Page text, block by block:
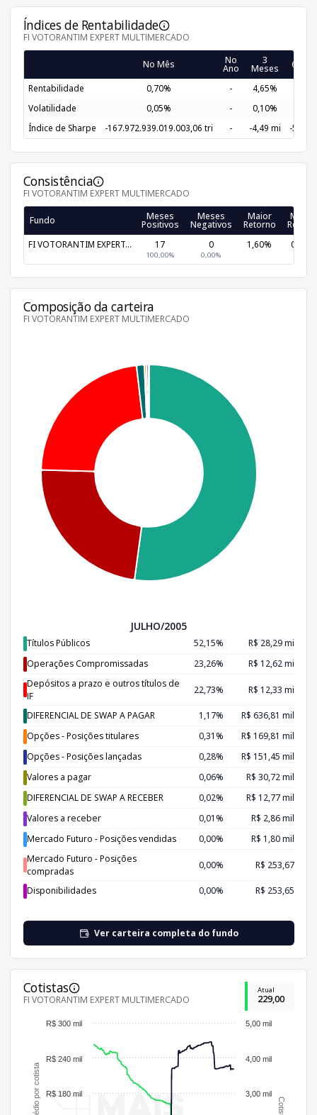
Índices de Rentabilidade
FI VOTORANTIM EXPERT MULTIMERCADO
No Mês No
Ano
3
Meses 6
Rentabilidade 0,70% - 4,65%
Volatilidade
0,05% - 0,10%
Índice de Sharpe
-167.972.939.019.003,06 tri - -4,49 mi -56,94
Consistência
FI VOTORANTIM EXPERT MULTIMERCADO
Fundo Meses
Positivos
Meses
Negativos
Maior
Retorno
Menor
FI VOTORANTIM EXPERT... 17
100,00%
0
0,00%
1,60% 0,70%
Composição da carteira
FI VOTORANTIM EXPERT MULTIMERCADO
JULHO/2005
Títulos Públicos 52,15%
R$ 28,29 mi
Operações Compromissadas
23,26%
R$ 12,62 mi
Depósitos a prazo e outros títulos de
IF
22,73% R$ 12,33 mi
DIFERENCIAL DE SWAP A PAGAR 1,17%
R$ 636,81 mil
Opções - Posições titulares
0,31%
R$ 169,81 mil
Opções - Posições lançadas
0,28%
R$ 151,45 mil
Valores a pagar
0,06%
R$ 30,72 mil
DIFERENCIAL DE SWAP A RECEBER
0,02%
R$ 12,77 mil
Valores a receber
0,01%
R$ 2,86 mil
Mercado Futuro - Posições vendidas
0,00%
R$ 1,80 mil
Mercado Futuro - Posições
compradas
0,00% R$ 253,67
Disponibilidades 0,00% R$ 253,65
Ver carteira completa do fundo
Cotistas
FI VOTORANTIM EXPERT MULTIMERCADO
Atual
229,00
3,00 mil
4,00 mil
5,00 mil
R$ 180 mil
R$ 240 mil
R$ 300 mil